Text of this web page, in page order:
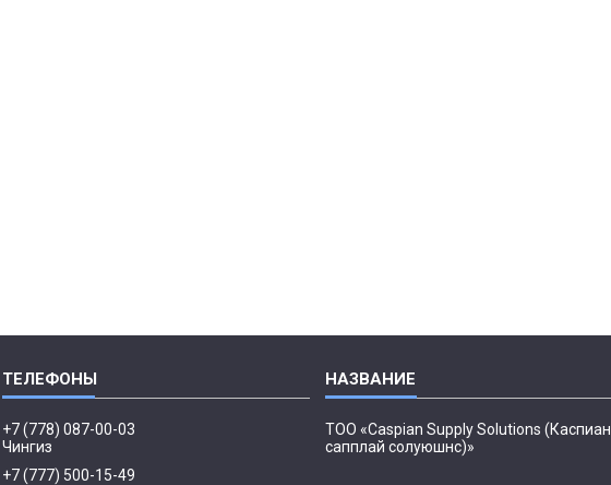
+7 (778) 087-00-03
Чингиз
+7 (777) 500-15-49
ТОО «Caspian Supply Solutions (Каспиан
сапплай солуюшнс)»